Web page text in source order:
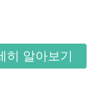
히 알아보기